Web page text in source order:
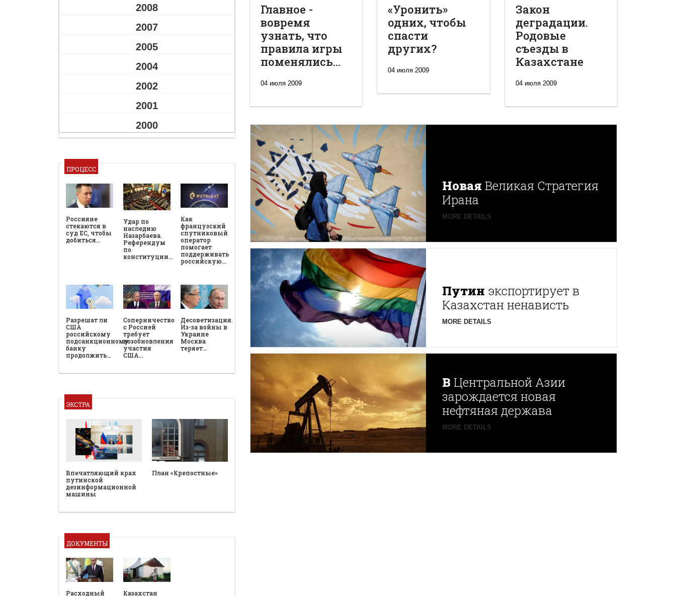
2008
2007
2005
2004
2002
2001
2000
ПРОЦЕСС
Россияне
стекаются в
суд ЕС, чтобы
добиться…
Удар по
наследию
Назарбаева.
Референдум
по
конституции…
Как
французский
спутниковый
оператор
помогает
поддерживать
российскую…
Разрешат ли
США
российскому
подсанкционному
банку
продолжить…
Соперничество
с Россией
требует
возобновления
участия
США…
Десоветизация.
Из-за войны в
Украине
Москва
теряет…
ЭКСТРА
Впечатляющий крах
путинской
дезинформационной
машины
План «Крепостные»
ДОКУМЕНТЫ
Расходный
Казахстан
Главное -
вовремя
узнать, что
правила игры
поменялись...
04 июля 2009
«Уронить»
одних, чтобы
спасти
других?
04 июля 2009
Закон
деградации.
Родовые
съезды в
Казахстане
04 июля 2009
Новая Великая Стратегия
Ирана
MORE DETAILS
Путин экспортирует в
Казахстан ненависть
MORE DETAILS
В Центральной Азии
зарождается новая
нефтяная держава
MORE DETAILS